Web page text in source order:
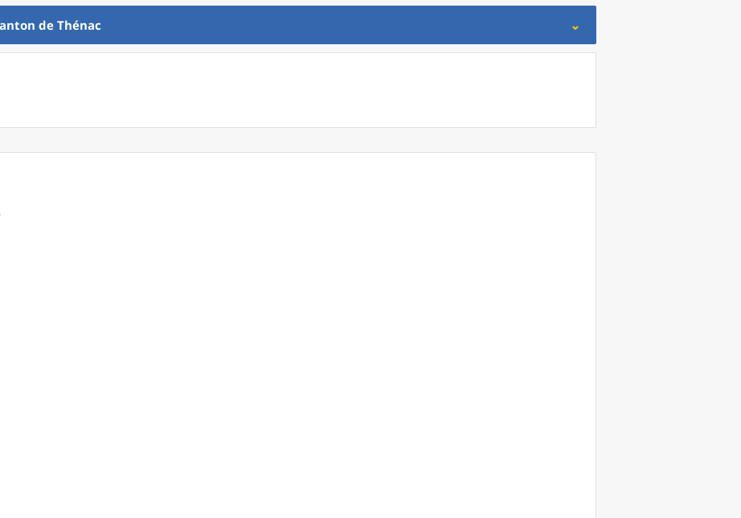
de Thénac